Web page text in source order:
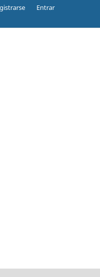
Entrar